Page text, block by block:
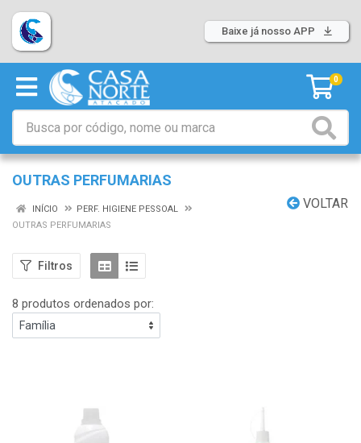
Baixe já nosso APP
0
OUTRAS PERFUMARIAS
VOLTAR
INÍCIO
PERF. HIGIENE PESSOAL
OUTRAS PERFUMARIAS
Filtros
8 produtos ordenados por: